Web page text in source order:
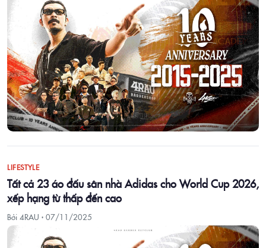
LIFESTYLE
Tất cả 23 áo đấu sân nhà Adidas cho World Cup 2026,
xếp hạng từ thấp đến cao
Bởi 4RAU · 07/11/2025